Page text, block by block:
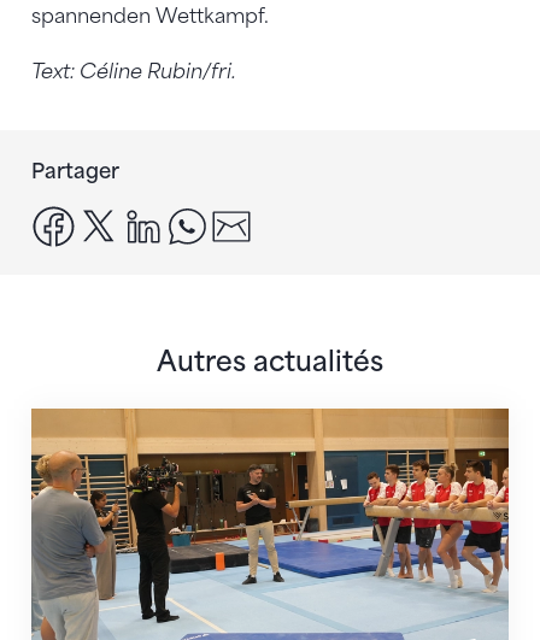
spannenden Wettkampf.
Text: Céline Rubin/fri.
Partager
facebook
x linkedinwhatsapp
Autres actualités
En route pour Zagreb avec des objectifs clairs